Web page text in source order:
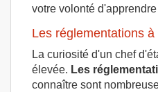
votre volonté
Les réglementations à
La curiosité d'un chef
élevée. Les
connaître sont